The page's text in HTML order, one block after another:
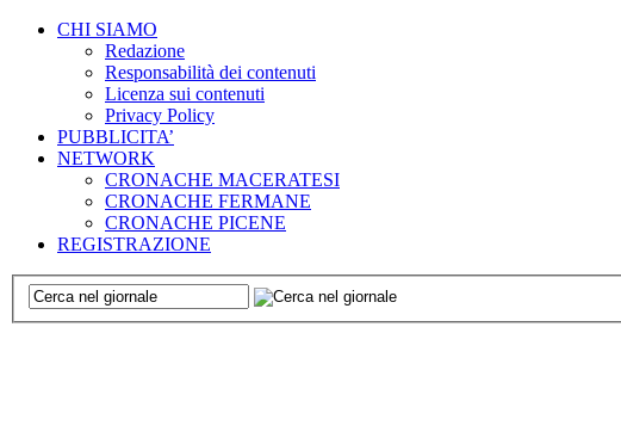
CHI SIAMO
Redazione
Responsabilità dei contenuti
Licenza sui contenuti
Privacy Policy
PUBBLICITA’
NETWORK
CRONACHE MACERATESI
CRONACHE FERMANE
CRONACHE PICENE
REGISTRAZIONE